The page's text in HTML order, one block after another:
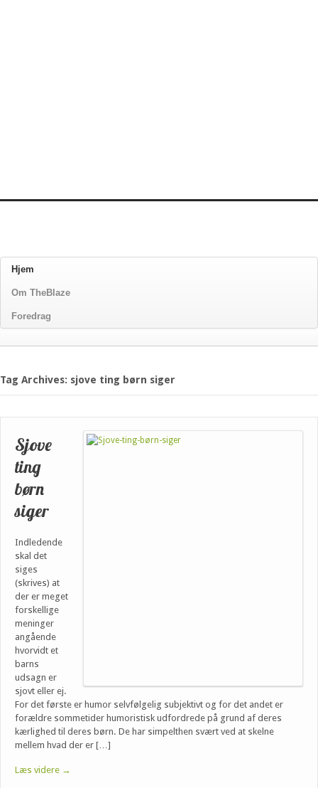
Hjem
Om TheBlaze
Foredrag
Tag Archives: sjove ting børn siger
Sjove
ting
børn
siger
Indledende
skal det
siges
(skrives) at
der er meget
forskellige
meninger
angående
hvorvidt et
barns
udsagn er
sjovt eller ej.
For det første er humor selvfølgelig subjektivt og for det andet er
forældre sommetider humoristisk udfordrede på grund af deres
kærlighed til deres børn. De har simpelthen svært ved at skelne
mellem hvad der er […]
Læs videre →